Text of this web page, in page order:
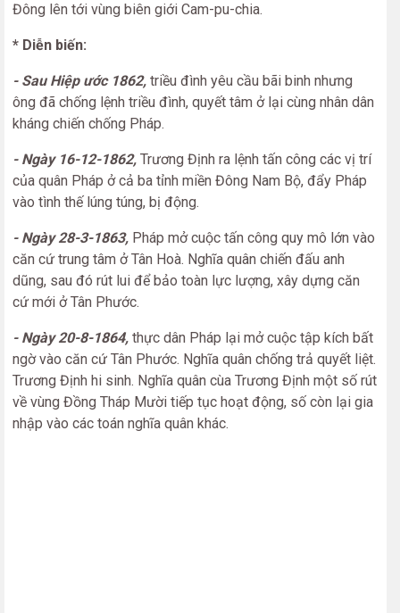
Đông lên tới vùng biên giới Cam-pu-chia.
* Diễn biến:
- Sau Hiệp ước 1862, triều đình yêu cầu bãi binh nhưng
ông đã chống lệnh triều đình, quyết tâm ở lại cùng nhân dân
kháng chiến chống Pháp.
- Ngày 16-12-1862, Trương Định ra lệnh tấn công các vị trí
của quân Pháp ở cả ba tỉnh miền Đông Nam Bộ, đẩy Pháp
vào tình thế lúng túng, bị động.
- Ngày 28-3-1863, Pháp mở cuộc tấn công quy mô lớn vào
căn cứ trung tâm ở Tân Hoà. Nghĩa quân chiến đấu anh
dũng, sau đó rút lui để bảo toàn lực lượng, xây dựng căn
cứ mới ở Tân Phước.
- Ngày 20-8-1864, thực dân Pháp lại mở cuộc tập kích bất
ngờ vào căn cứ Tân Phước. Nghĩa quân chống trả quyết liệt.
Trương Định hi sinh. Nghĩa quân cùa Trương Định một số rút
về vùng Đồng Tháp Mười tiếp tục hoạt động, số còn lại gia
nhập vào các toán nghĩa quân khác.